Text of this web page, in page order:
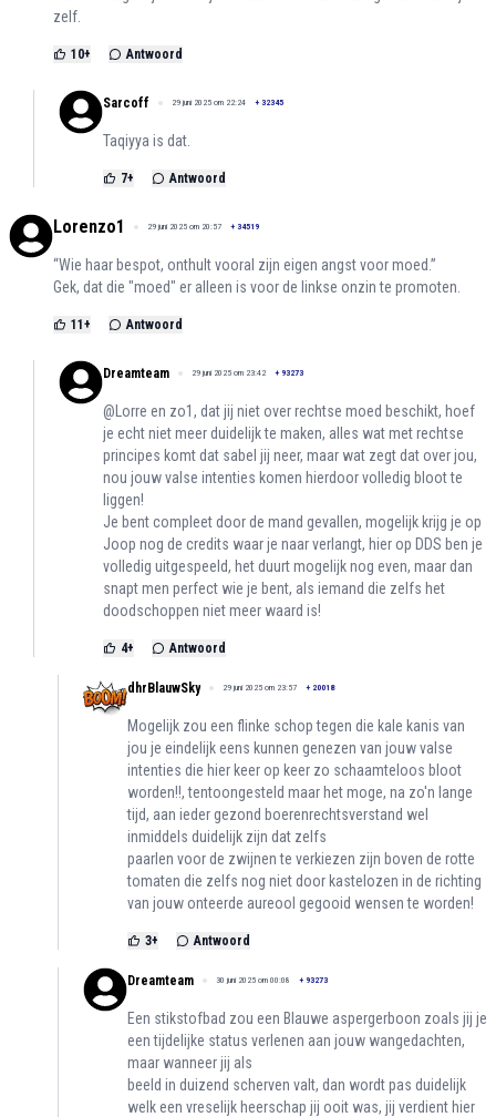
zelf.
10+ Antwoord
Sarcoff 29 juni 2025 om 22:24 + 32345
Taqiyya is dat.
7+ Antwoord
Lorenzo1 29 juni 2025 om 20:57 + 34519
“Wie haar bespot, onthult vooral zijn eigen angst voor moed.”
Gek, dat die "moed" er alleen is voor de linkse onzin te promoten.
11+ Antwoord
Dreamteam 29 juni 2025 om 23:42 + 93273
@Lorre en zo1, dat jij niet over rechtse moed beschikt, hoef
je echt niet meer duidelijk te maken, alles wat met rechtse
principes komt dat sabel jij neer, maar wat zegt dat over jou,
nou jouw valse intenties komen hierdoor volledig bloot te
liggen!
Je bent compleet door de mand gevallen, mogelijk krijg je op
Joop nog de credits waar je naar verlangt, hier op DDS ben je
volledig uitgespeeld, het duurt mogelijk nog even, maar dan
snapt men perfect wie je bent, als iemand die zelfs het
doodschoppen niet meer waard is!
4+ Antwoord
dhrBlauwSky 29 juni 2025 om 23:57 + 20018
Mogelijk zou een flinke schop tegen die kale kanis van
jou je eindelijk eens kunnen genezen van jouw valse
intenties die hier keer op keer zo schaamteloos bloot
worden!!, tentoongesteld maar het moge, na zo'n lange
tijd, aan ieder gezond boerenrechtsverstand wel
inmiddels duidelijk zijn dat zelfs
paarlen voor de zwijnen te verkiezen zijn boven de rotte
tomaten die zelfs nog niet door kastelozen in de richting
van jouw onteerde aureool gegooid wensen te worden!
3+ Antwoord
Dreamteam 30 juni 2025 om 00:08 + 93273
Een stikstofbad zou een Blauwe aspergerboon zoals jij je
een tijdelijke status verlenen aan jouw wangedachten,
maar wanneer jij als
beeld in duizend scherven valt, dan wordt pas duidelijk
welk een vreselijk heerschap jij ooit was, jij verdient hier